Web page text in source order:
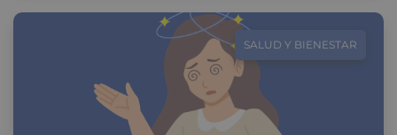
SALUD Y BIENESTAR